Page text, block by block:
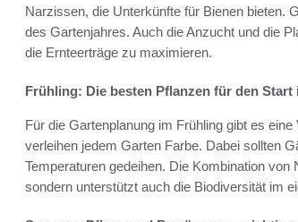
Narzissen, die Unterkünfte für Bienen bieten.
des Gartenjahres. Auch die Anzucht und die
die Ernteerträge zu maximieren.
Frühling: Die besten Pflanzen für den Start
Für die Gartenplanung im Frühling gibt es
verleihen jedem Garten Farbe. Dabei sollten
Temperaturen gedeihen. Die Kombination
sondern unterstützt auch die Biodiversität im